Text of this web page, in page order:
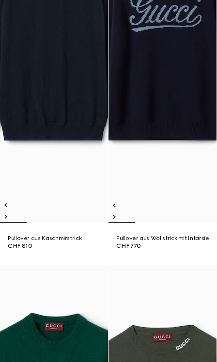
Pullover aus Kaschmirstrick
CHF 810
Pullover aus Wollstrick mit Intarsie
CHF 770